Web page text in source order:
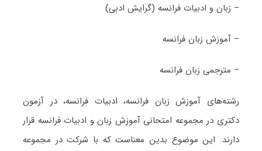
– زبان و ادبیات فرانسه (گرایش ادبی)
– آموزش زبان فرانسه
– مترجمی زبان فرانسه
رشته‌های آموزش زبان فرانسه، ادبیات فرانسه، در آزمون
دکتری در مجموعه امتحانی آموزش زبان و ادبیات فرانسه قرار
دارند. این موضوع بدین معناست که با شرکت در مجموعه